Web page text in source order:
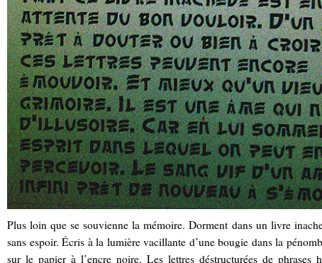
Plus loin que se souvienne la mémoire. Dorment dans un livre
sans espoir. Écris à la lumière vacillante d’une bougie dans la
sur le papier à l’encre noire. Les lettres déstructurées de phrases